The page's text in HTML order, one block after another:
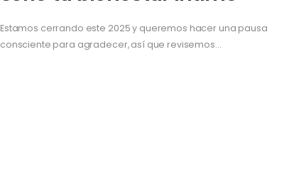
Estamos cerrando este 2025 y queremos hacer una pausa
consciente para agradecer, así que revisemos…